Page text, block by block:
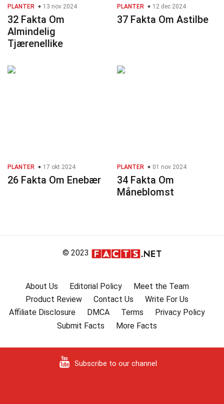
PLANTER 13 nov 2024
32 Fakta Om
Almindelig
Tjærenellike
PLANTER 12 dec 2024
37 Fakta Om Astilbe
PLANTER 17 okt 2024
26 Fakta Om Enebær
PLANTER 01 nov 2024
34 Fakta Om
Måneblomst
© 2023
About Us Editorial Policy
Meet the Team
Product Review
Contact Us
Write For Us
Affiliate Disclosure
DMCA Terms
Privacy Policy
Submit Facts
More Facts
Subscribe to our channel